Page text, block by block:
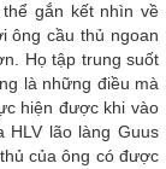
gắn kết nhìn về
ông cầu thủ ngoan
Họ tập trung suốt
là những điều mà
hiện được khi vào
lão làng Guus
của ông có được